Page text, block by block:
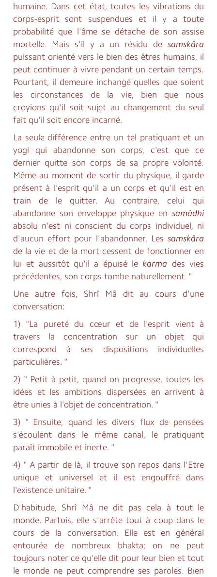
humaine. Dans cet état, toutes les vibrations du
corps-esprit sont suspendues et il y a toute
probabilité que l'âme se détache de son assise
mortelle. Mais s'il y a un résidu desamskâra
puissant orienté vers le bien des êtres humains, il
peut continuer à vivre pendant un certain temps.
Pourtant, il demeure inchangé quelles que soient
les circonstances de la vie, bien que nous
croyions qu'il soit sujet au changement du seul
fait qu'il soit encore incarné.
La seule différence entre un tel pratiquant et un
yogi qui abandonne son corps, c'est que ce
dernier quitte son corps de sa propre volonté.
Même au moment de sortir du physique, il garde
présent à l'esprit qu'il a un corps et qu'il est en
train de le quitter. Au contraire, celui qui
abandonne son enveloppe physique ensamâdhi
absolu n'est ni conscient du corps individuel, ni
d'aucun effort pour l'abandonner. Lessamskâra
de la vie et de la mort cessent de fonctionner en
lui et aussitôt qu'il a épuisé lekarma des vies
précédentes, son corps tombe naturellement. "
Une autre fois, Shrî Mâ dit au cours d'une
conversation:
1) "La pureté du cœur et de l'esprit vient à
travers la concentration sur un objet qui
correspond à ses dispositions individuelles
particulières. "
2) " Petit à petit, quand on progresse, toutes les
idées et les ambitions dispersées en arrivent à
être unies à l'objet de concentration. "
3) " Ensuite, quand les divers flux de pensées
s'écoulent dans le même canal, le pratiquant
paraît immobile et inerte. "
4) " A partir de là, il trouve son repos dans l'Etre
unique et universel et il est engouffré dans
l'existence unitaire. "
D'habitude, Shrî Mâ ne dit pas cela à tout le
monde. Parfois, elle s'arrête tout à coup dans le
cours de la conversation. Elle est en général
entourée de nombreux bhakta; on ne peut
toujours noter ce qu'elle dit pour leur bien et tout
le monde ne peut comprendre ses paroles. Bien